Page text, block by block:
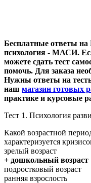
Бесплатные ответы на
психология - МАСИ.
можете сдать тест
помочь. Для заказа
Нужны ответы на
наш магазин готовых
практике и
Тест 1. Психология
Какой возрастной
характеризуется
зрелый возраст
+ дошкольный возраст
подростковый возраст
ранняя взрослость